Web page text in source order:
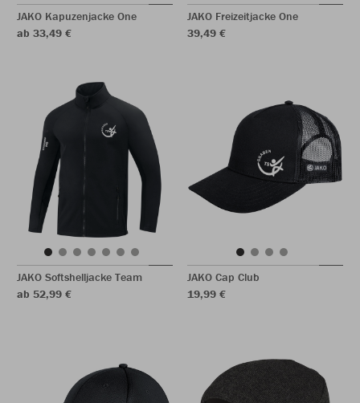
JAKO Kapuzenjacke One
ab 33,49 €
JAKO Freizeitjacke One
39,49 €
JAKO Softshelljacke Team
ab 52,99 €
JAKO Cap Club
19,99 €